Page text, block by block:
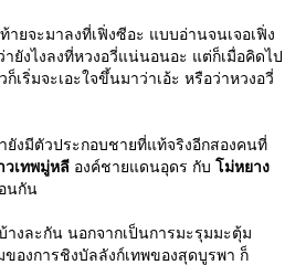
ายจะมาลงที่เฟิ่งซีอะ แบบอ่านจนเจอเฟิ่ง
ยังไงลงที่หวงอวี่แน่นอนอะ แต่ก็เมื่อคิดไป
เริ่มจะเอะใจขึ้นมาว่าเอ้ะ หรือว่าหวงอวี่
ยังมีตัวประกอบชายที่แท้จริงอีกสองคนที่
วเทพมู่หลี องค์ชายแดนอุดร กับ ม่หยาง
นกัน
างละกัน นอกจากเป็นการมะรุมมะตุ้ม
องการชิงบัลลังก์เทพของสุดบูรพา ก็